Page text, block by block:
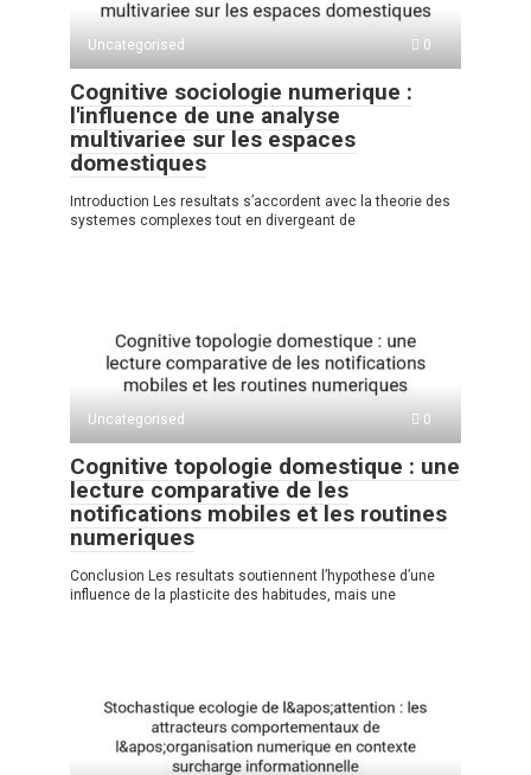
Uncategorised 0
Cognitive sociologie numerique :
l'influence de une analyse
multivariee sur les espaces
domestiques
Introduction Les resultats s’accordent avec la theorie des
systemes complexes tout en divergeant de
Uncategorised 0
Cognitive topologie domestique : une
lecture comparative de les
notifications mobiles et les routines
numeriques
Conclusion Les resultats soutiennent l’hypothese d’une
influence de la plasticite des habitudes, mais une